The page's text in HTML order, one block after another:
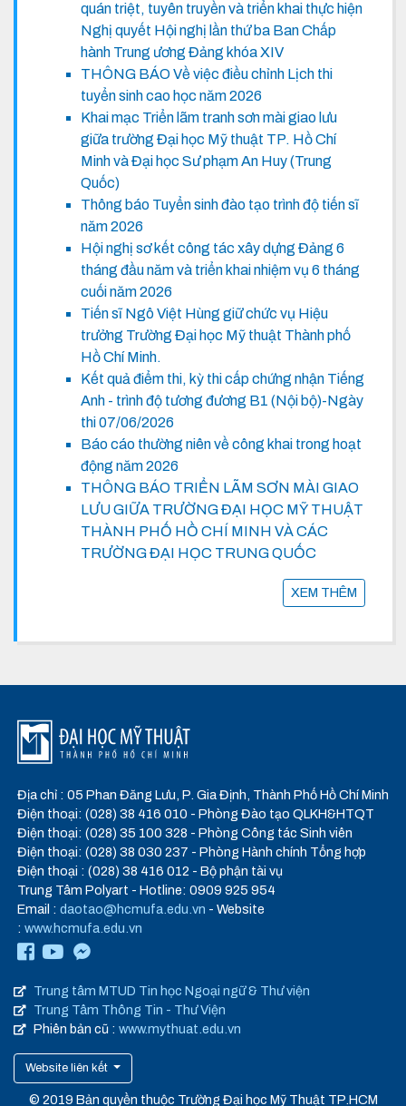
quán triệt, tuyên truyền và triển khai thực hiện
Nghị quyết Hội nghị lần thứ ba Ban Chấp
hành Trung ương Đảng khóa XIV
THÔNG BÁO Về việc điều chỉnh Lịch thi
tuyển sinh cao học năm 2026
Khai mạc Triển lãm tranh sơn mài giao lưu
giữa trường Đại học Mỹ thuật TP. Hồ Chí
Minh và Đại học Sư phạm An Huy (Trung
Quốc)
Thông báo Tuyển sinh đào tạo trình độ tiến sĩ
năm 2026
Hội nghị sơ kết công tác xây dựng Đảng 6
tháng đầu năm và triển khai nhiệm vụ 6 tháng
cuối năm 2026
Tiến sĩ Ngô Việt Hùng giữ chức vụ Hiệu
trưởng Trường Đại học Mỹ thuật Thành phố
Hồ Chí Minh.
Kết quả điểm thi, kỳ thi cấp chứng nhận Tiếng
Anh - trình độ tương đương B1 (Nội bộ)-Ngày
thi 07/06/2026
Báo cáo thường niên về công khai trong hoạt
động năm 2026
THÔNG BÁO TRIỂN LÃM SƠN MÀI GIAO
LƯU GIỮA TRƯỜNG ĐẠI HỌC MỸ THUẬT
THÀNH PHỐ HỒ CHÍ MINH VÀ CÁC
TRƯỜNG ĐẠI HỌC TRUNG QUỐC
XEM THÊM
Địa chỉ : 05 Phan Đăng Lưu, P. Gia Định, Thành Phố Hồ Chí Minh
Điện thoại: (028) 38 416 010 - Phòng Đào tạo QLKH&HTQT
Điện thoại: (028) 35 100 328 - Phòng Công tác Sinh viên
Điện thoại: (028) 38 030 237 - Phòng Hành chính Tổng hợp
Điện thoại : (028) 38 416 012 - Bộ phận tài vụ
Trung Tâm Polyart - Hotline: 0909 925 954
Email : daotao@hcmufa.edu.vn - Website
: www.hcmufa.edu.vn
Trung tâm MTUD Tin học Ngoại ngữ & Thư viện
Trung Tâm Thông Tin - Thư Viện
Phiên bản cũ : www.mythuat.edu.vn
Website liên kết
© 2019 Bản quyền thuộc Trường Đại học Mỹ Thuật TP.HCM